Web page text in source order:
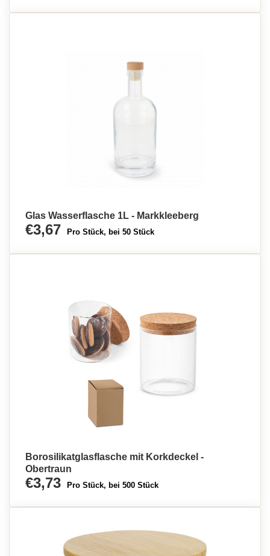
Glas Wasserflasche 1L - Markkleeberg
€3,67 Pro Stück, bei 50 Stück
Borosilikatglasflasche mit Korkdeckel -
Obertraun
€3,73 Pro Stück, bei 500 Stück